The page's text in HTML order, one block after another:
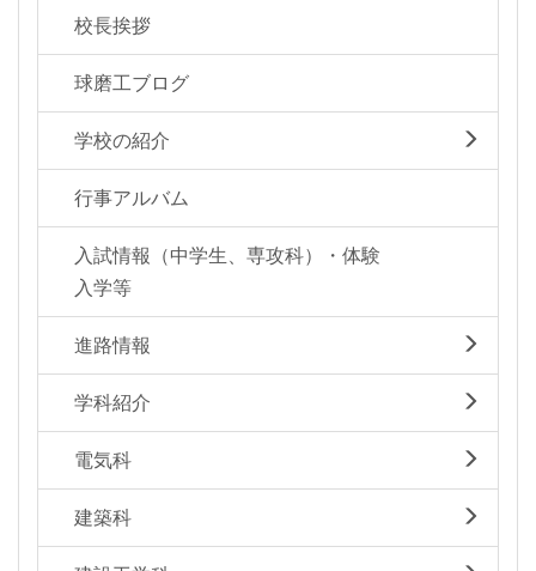
校長挨拶
球磨工ブログ
学校の紹介
行事アルバム
入試情報（中学生、専攻科）・体験
入学等
進路情報
学科紹介
電気科
建築科